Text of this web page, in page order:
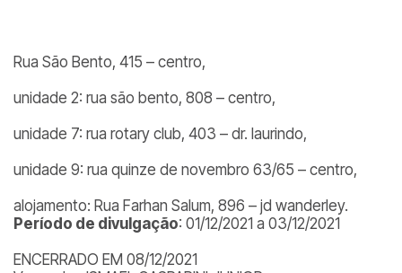
Rua São Bento, 415 – centro,
unidade 2: rua são bento, 808 – centro,
unidade 7: rua rotary club, 403 – dr. laurindo,
unidade 9: rua quinze de novembro 63/65 – centro,
alojamento: Rua Farhan Salum, 896 – jd wanderley.
Período de divulgação: 01/12/2021 a 03/12/2021
ENCERRADO EM 08/12/2021